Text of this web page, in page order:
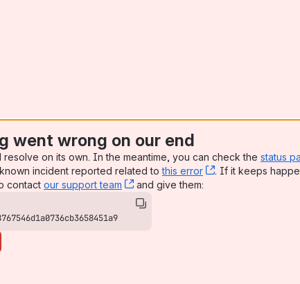
regler og gjennomføringsplan - i produksjon
for overvann
vedlagt
went wrong on our end
resolve on its own. In the meantime, you can check the status
incident reported related tothis error , (opens new
. If it keeps
contact our support team , (opens new window)
and give them: